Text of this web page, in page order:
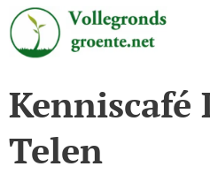
Kenniscafé
Telen